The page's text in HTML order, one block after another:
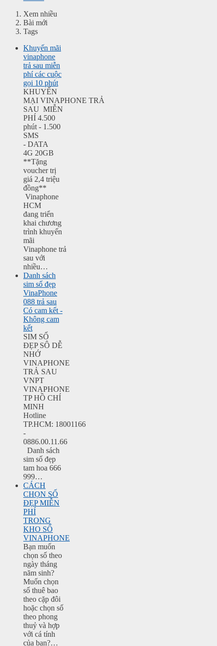
Xem nhiều
Bài mới
Tags
Khuyến mãi
vinaphone
trả sau miễn
phí các cuộc
gọi 10 phút
KHUYẾN
MẠI VINAPHONE TRẢ
SAU MIỄN
PHÍ 4.500
phút - 1.500
SMS
- DATA
4G 20GB
**Tặng
voucher trị
giá 2,4 triệu
đồng**
Vinaphone
HCM
đang triển
khai chương
trình khuyến
mãi
Vinaphone trả
sau với
nhiều…
Danh sách
sim số đẹp
VinaPhone
088 trả sau
Có cam kết -
Không cam
kết
SIM SỐ
ĐẸP SÔ DỄ
NHỚ
VINAPHONE
TRẢ SAU
VNPT
VINAPHONE
TP HỒ CHÍ
MINH
Hotline
TP.HCM: 18001166
-
0886.00.11.66
Danh sách
sim số đẹp
tam hoa 666
999…
CÁCH
CHỌN SỐ
ĐẸP MIỄN
PHÍ
TRONG
KHO SỐ
VINAPHONE
Bạn muốn
chọn số theo
ngày tháng
năm sinh?
Muốn chọn
số thuê bao
theo cặp đôi
hoặc chọn số
theo phong
thuỷ và hợp
với cá tính
của bạn?…